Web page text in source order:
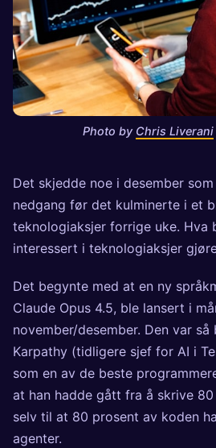
Photo by Chris Liverani
Det skjedde noe i desember
nedgang før det kulminerte i et
teknologiaksjer forrige uke. Hva
interessert i teknologiaksjer
Det begynte med at en ny
Claude Opus 4.5, ble lansert i
november/desember. Den var så
Karpathy (tidligere sjef for AI i
som en av de beste
at han hadde gått fra å skrive
selv til at 80 prosent av koden
agenter.